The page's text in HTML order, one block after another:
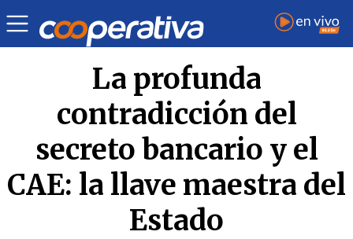
Opinión | Carlos Pontigo Retamal
La profunda
contradicción del
secreto bancario y el
CAE: la llave maestra del
Estado